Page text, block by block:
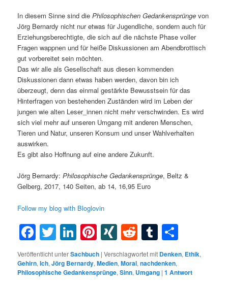
In diesem Sinne sind diePhilosophischen Gedankensprünge von
Jörg Bernardy nicht nur etwas für Jugendliche, sondern auch für
Erziehungsberechtigte, die sich auf die nächste Phase voller
Fragen wappnen und für heiße Diskussionen am Abendbrottisch
gut vorbereitet sein möchten.
Das wir alle als Gesellschaft aus diesen kommenden
Diskussionen dann etwas haben werden, davon bin ich
überzeugt, denn das einmal gestärkte Bewusstsein für das
Hinterfragen von bestehenden Zuständen wird im Leben der
jungen wie alten Leser_innen nicht mehr verschwinden. Es wird
sich viel mehr auf unseren Umgang mit anderen Menschen,
Tieren und Natur, unseren Konsum und unser Wahlverhalten
auswirken.
Es gibt also Hoffnung auf eine andere Zukunft.
Jörg Bernardy:Philosophische Gedankensprünge, Beltz &
Gelberg, 2017, 140 Seiten, ab 14, 16,95 Euro
Follow my blog with Bloglovin
Facebook
Twitter
LinkedIn
Pinterest
XINGRedditTumblr
Veröffentlicht unterSachbuch |Verschlagwortet mit Denken, Ethik,
Gehirn,Ich,Jörg Bernardy,Medien,Moral,nachdenken,
Philosophische Gedankensprünge,Sinn, Umgang |1 Antwort